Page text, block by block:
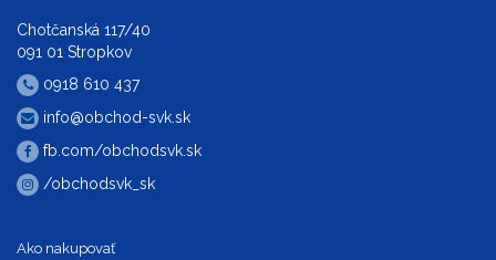
Chotčanská 117/40
091 01 Stropkov
0918 610 437
info@obchod-svk.sk
fb.com/obchodsvk.sk
/obchodsvk_sk
Ako nakupovať